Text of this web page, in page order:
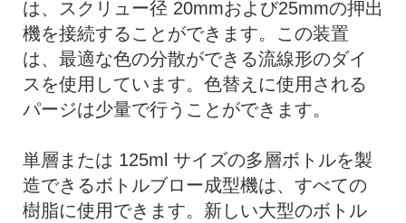
は、スクリュー径 20mmおよび25mmの押出
機を接続することができます。この装置
は、最適な色の分散ができる流線形のダイ
スを使用しています。色替えに使用される
パージは少量で行うことができます。
単層または 125ml サイズの多層ボトルを製
造できるボトルブロー成型機は、すべての
樹脂に使用できます。新しい大型のボトル